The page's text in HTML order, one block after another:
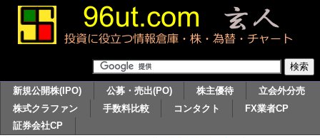
新規公開株(IPO) 公募・売出(PO) 株主優待
立会外分売
株式クラファン
手数料比較 コンタクト
FX業者CP
証券会社CP